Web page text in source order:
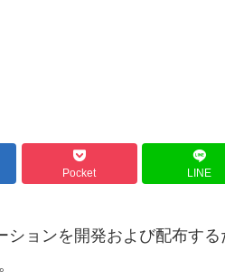
Pocket LINE
ションを開発および配布す